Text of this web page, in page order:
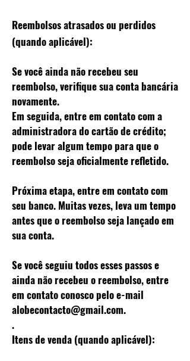
Reembolsos atrasados ​​ou perdidos
(quando aplicável):
Se você ainda não recebeu seu
reembolso, verifique sua conta bancária
novamente.
Em seguida, entre em contato com a
administradora do cartão de crédito;
pode levar algum tempo para que o
reembolso seja oficialmente refletido.
Próxima etapa, entre em contato com
seu banco. Muitas vezes, leva um tempo
antes que o reembolso seja lançado em
sua conta.
Se você seguiu todos esses passos e
ainda não recebeu o reembolso, entre
em contato conosco pelo e-mail
alobecontacto@gmail.com.
.
Itens de venda (quando aplicável):